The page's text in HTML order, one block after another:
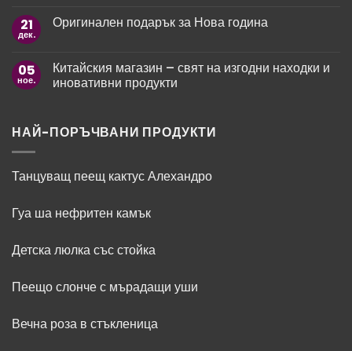
зарадваме
любимите
на
мъж
за
Paco
–
ароматът
като
21
дек.
Оригинален подарък за Нова година
Оригинален
подарък
за
05
ное.
Китайския магазин – свят на изгодни находки и
иновативни продукти
Китайския
магазин
изгодни
иновативни
продукти
НАЙ-ПОРЪЧВАНИ ПРОДУКТИ
Танцуващ пеещ кактус Алехандро
Гуа ша нефритен камък
Детска люлка със стойка
Пеещо слонче с мърадащи уши
Вечна роза в стъкленица